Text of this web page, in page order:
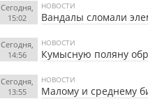
Сегодня,
15:02
НОВОСТИ
Вандалы сломали
Сегодня,
14:56
НОВОСТИ
Кумысную поляну
Сегодня,
13:55
НОВОСТИ
Малому и среднему